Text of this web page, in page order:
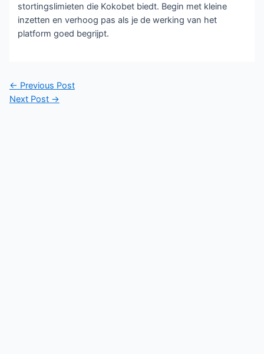
stortingslimieten die Kokobet biedt. Begin met kleine
inzetten en verhoog pas als je de werking van het
platform goed begrijpt.
Post
navigation
← Previous Post
Next Post →